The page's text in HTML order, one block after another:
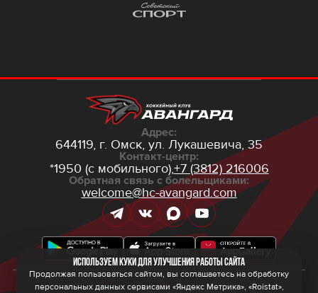
Адрес:
644119, г. Омск, ул. Лукашевича, 35
Контакт-центр:
*1950 (с мобильного),+7 (3812) 216006
Обратная связь с болельщиками:
welcome@hc-avangard.com
© 2026 ООО ХК «Авангард»
Используем куки для улучшения работы сайта
Продолжая пользоваться сайтом, вы соглашаетесь на обработку
персональных данных сервисами «Яндекс Метрика», «Roistat»,